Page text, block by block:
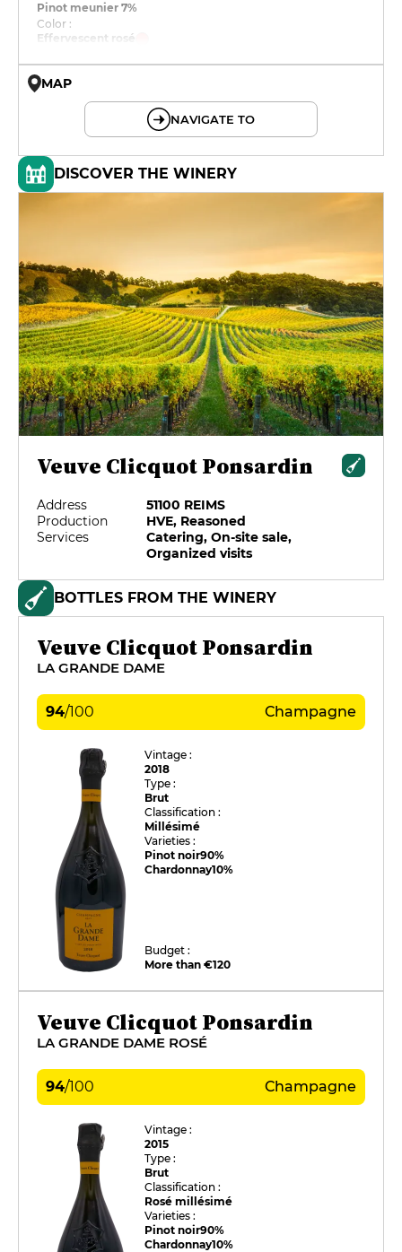
Pinot meunier7%
Color :
Effervescent rosé
MAP
NAVIGATE TO
DISCOVER THE WINERY
Veuve Clicquot Ponsardin
Address
51100 REIMS
Production
HVE, Reasoned
Services
Catering, On-site sale,
Organized visits
BOTTLES FROM THE WINERY
Veuve Clicquot Ponsardin
LA GRANDE DAME
94/100 Champagne
Vintage :
2018
Type :
Brut
Classification :
Millésimé
Varieties :
Pinot noir90%
Chardonnay10%
Budget :
More than €120
Veuve Clicquot Ponsardin
LA GRANDE DAME ROSÉ
94/100 Champagne
Vintage :
2015
Type :
Brut
Classification :
Rosé millésimé
Varieties :
Pinot noir90%
Chardonnay10%